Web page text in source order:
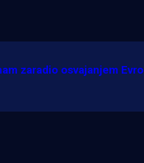
zaradio osvajanjem